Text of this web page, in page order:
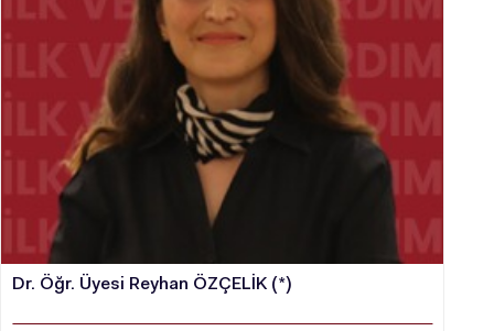
Dr. Öğr. Üyesi Reyhan ÖZÇELİK (*)